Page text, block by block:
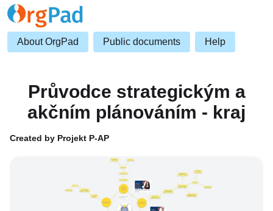
About OrgPad Public documents Help
Průvodce strategickým a
akčním plánováním - kraj
Created by Projekt P-AP